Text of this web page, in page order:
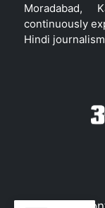
Moradabad,
continuously
Hindi